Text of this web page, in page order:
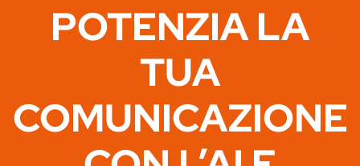
POTENZIA LA
TUA
COMUNICAZIONE